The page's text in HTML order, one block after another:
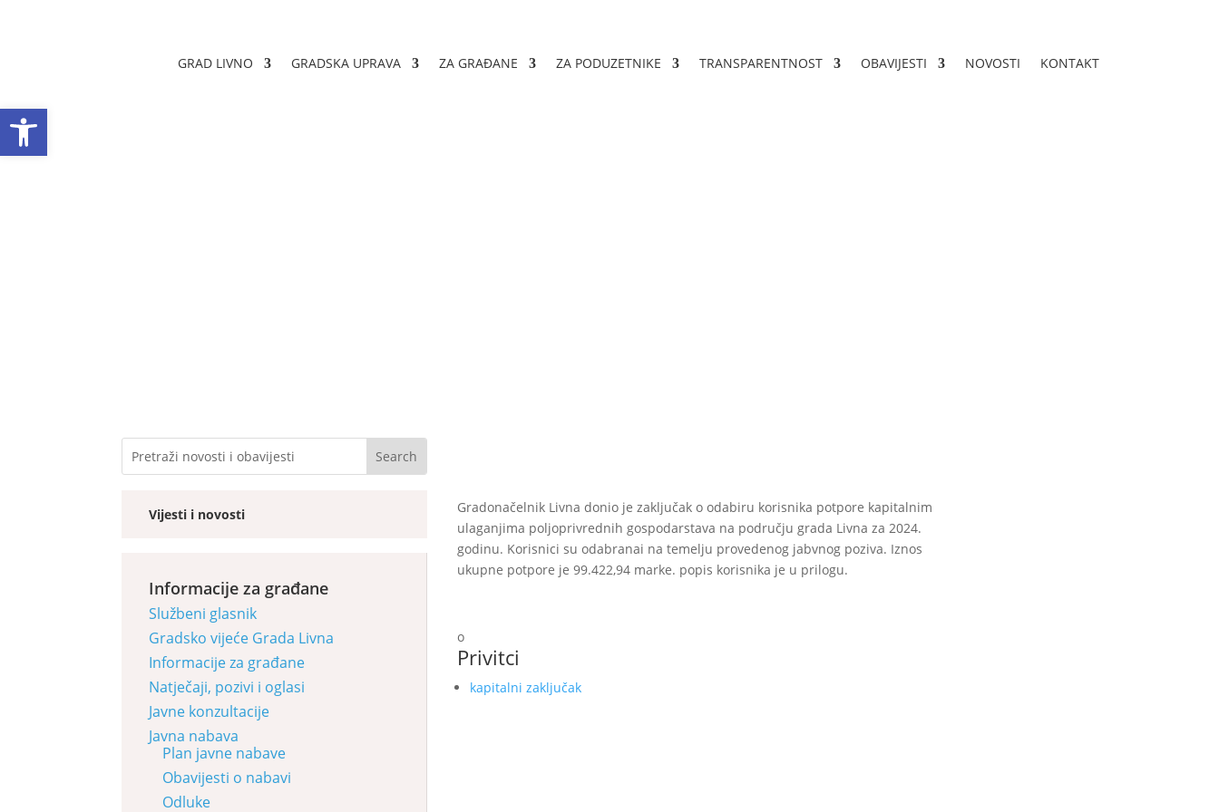
GRAD LIVNO GRADSKA UPRAVA ZA GRAĐANE ZA PODUZETNIKE TRANSPARENTNOST OBAVIJESTI NOVOSTI KONTAKT
Vijesti i novosti
Informacije za građane
Službeni glasnik
Gradsko vijeće Grada Livna
Informacije za građane
Natječaji, pozivi i oglasi
Javne konzultacije
Javna nabava
Plan javne nabave
Obavijesti o nabavi
Odluke
Gradonačelnik Livna donio je zaključak o odabiru korisnika potpore kapitalnim
ulaganjima poljoprivrednih gospodarstava na području grada Livna za 2024.
godinu. Korisnici su odabranai na temelju provedenog jabvnog poziva. Iznos
ukupne potpore je 99.422,94 marke. popis korisnika je u prilogu.
o
Privitci
kapitalni zaključak
Open toolbar